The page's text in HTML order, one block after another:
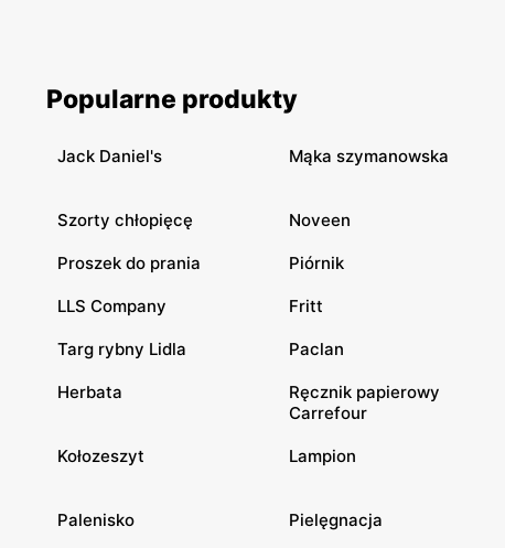
Popularne produkty
Jack Daniel's Mąka szymanowska
Szorty chłopięcę Noveen
Proszek do prania Piórnik
LLS Company Fritt
Targ rybny Lidla Paclan
Herbata
Ręcznik papierowy
Carrefour
Kołozeszyt Lampion
Palenisko Pielęgnacja